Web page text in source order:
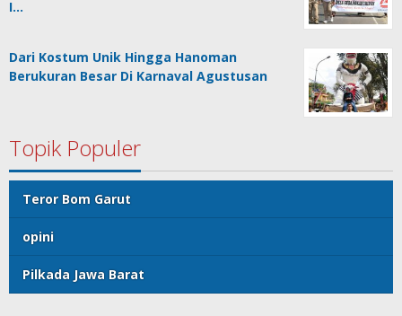
I…
Dari Kostum Unik Hingga Hanoman
Berukuran Besar Di Karnaval Agustusan
Topik Populer
Teror Bom Garut
opini
Pilkada Jawa Barat